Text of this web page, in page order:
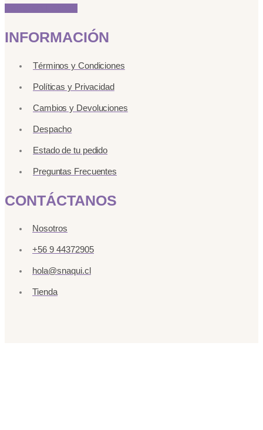
INFORMACIÓN
Términos y Condiciones
Políticas y Privacidad
Cambios y Devoluciones
Despacho
Estado de tu pedido
Preguntas Frecuentes
CONTÁCTANOS
Nosotros
+56 9 44372905
hola@snaqui.cl
Tienda